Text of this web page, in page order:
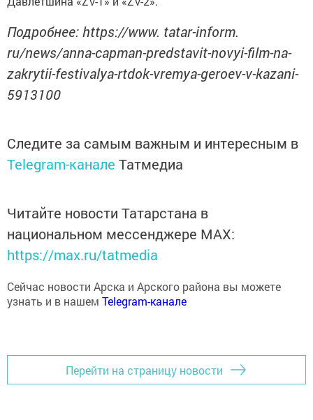
Подробнее: https://www. tatar-inform.
ru/news/anna-capman-predstavit-novyi-film-na-
zakrytii-festivalya-rtdok-vremya-geroev-v-kazani-
5913100
Telegram-каналеТатмедиа
Читайте новости Татарстана в
национальном мессенджере MАХ:
https://max.ru/tatmedia
узнать и в нашемTelegram-канале
Перейти на страницу новости